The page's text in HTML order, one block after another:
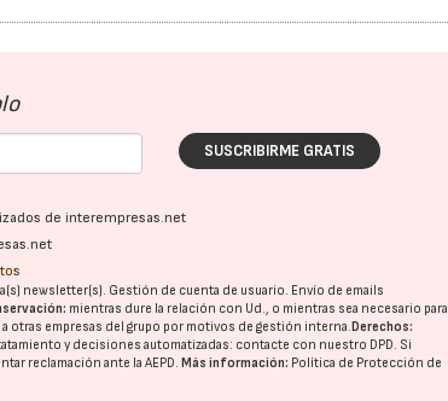
SUSCRIBIRME GRATIS
de interempresas.net
newsletter(s). Gestión de cuenta de usuario. Envío de emails
mientras dure la relación con Ud., o mientras sea necesario para
otras empresas del grupo por motivos de gestión interna.Derechos:
y decisiones automatizadas: contacte con nuestro DPD. Si
reclamación ante laAEPD.Más información: Política de Protección de